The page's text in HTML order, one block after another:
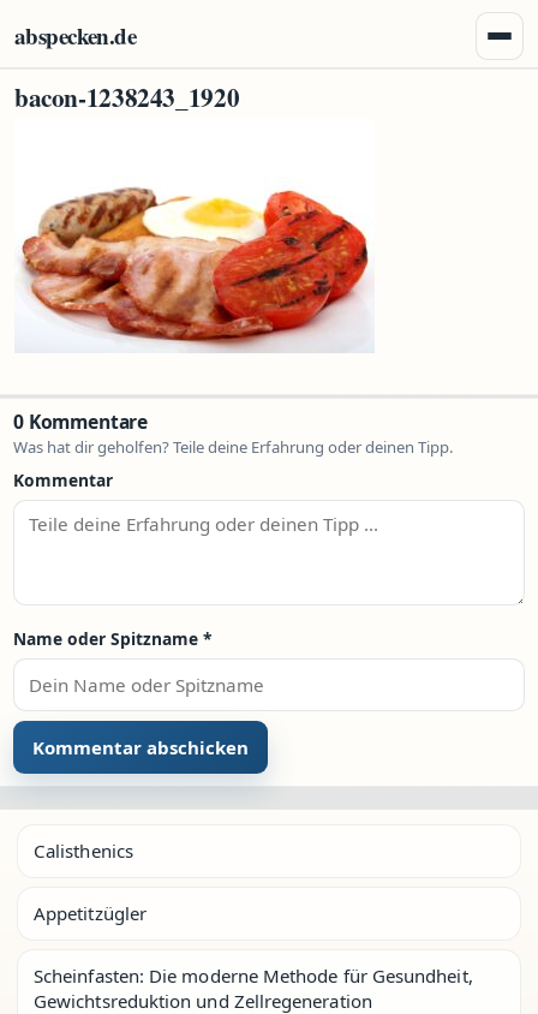
abspecken.de
bacon-1238243_1920
0 Kommentare
Was hat dir geholfen? Teile deine Erfahrung oder deinen Tipp.
Kommentar
Name oder Spitzname *
Calisthenics
Appetitzügler
Scheinfasten: Die moderne Methode für Gesundheit,
Gewichtsreduktion und Zellregeneration